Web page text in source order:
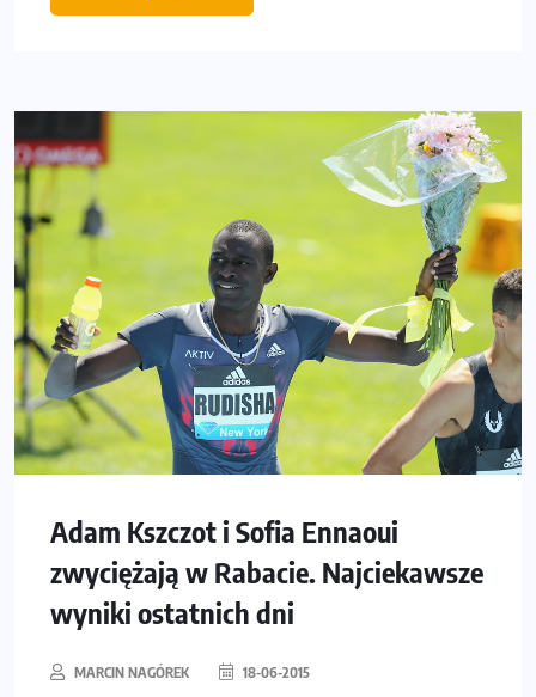
Adam Kszczot i Sofia Ennaoui
zwyciężają w Rabacie. Najciekawsze
wyniki ostatnich dni
MARCIN NAGÓREK 18-06-2015